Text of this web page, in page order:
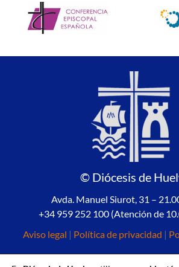
© Diócesis de
Avda. Manuel Siurot, 31 –
+34 959 252 100 (Atención de
Aviso legal | Política de privacidad |